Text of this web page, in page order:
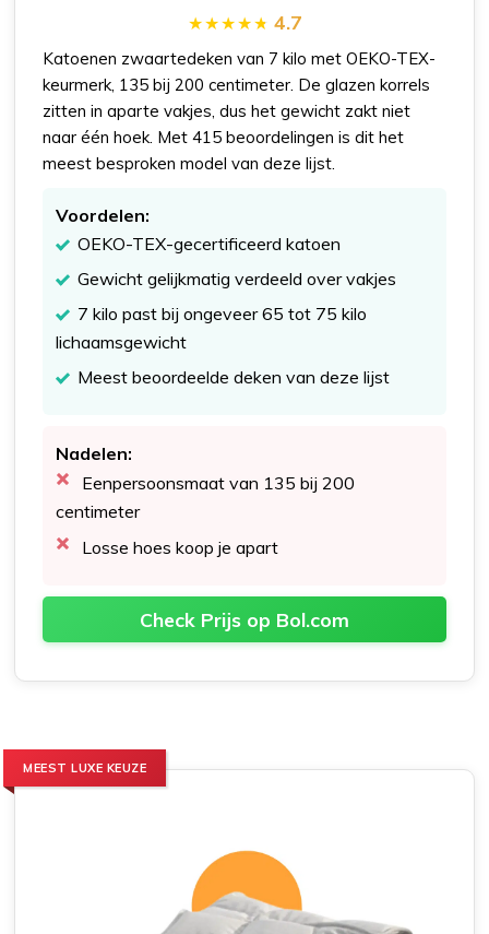
4.7
Katoenen zwaartedeken van 7 kilo met OEKO-TEX-
keurmerk, 135 bij 200 centimeter. De glazen korrels
zitten in aparte vakjes, dus het gewicht zakt niet
naar één hoek. Met 415 beoordelingen is dit het
meest besproken model van deze lijst.
Voordelen:
OEKO-TEX-gecertificeerd katoen
Gewicht gelijkmatig verdeeld over vakjes
7 kilo past bij ongeveer 65 tot 75 kilo
lichaamsgewicht
Meest beoordeelde deken van deze lijst
Nadelen:
Eenpersoonsmaat van 135 bij 200
centimeter
Losse hoes koop je apart
Check Prijs op Bol.com
MEEST LUXE KEUZE